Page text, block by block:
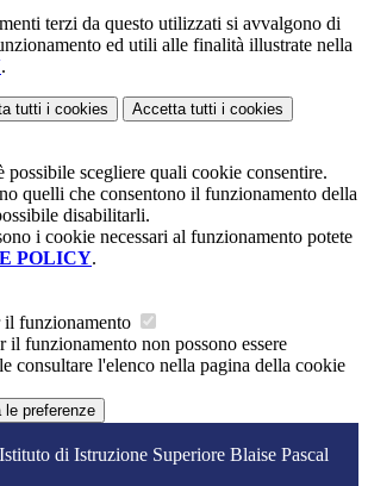
terzi da questo utilizzati si avvalgono di
ed utili alle finalità illustrate nella
.
tutti i cookies Accetta tutti i cookies
possibile scegliere quali cookie consentire.
quelli che consentono il funzionamento della
disabilitarli.
i cookie necessari al funzionamento potete
POLICY.
il funzionamento
il funzionamento non possono essere
consultare l'elenco nella pagina della cookie
le preferenze
Istituto di Istruzione Superiore Blaise Pascal